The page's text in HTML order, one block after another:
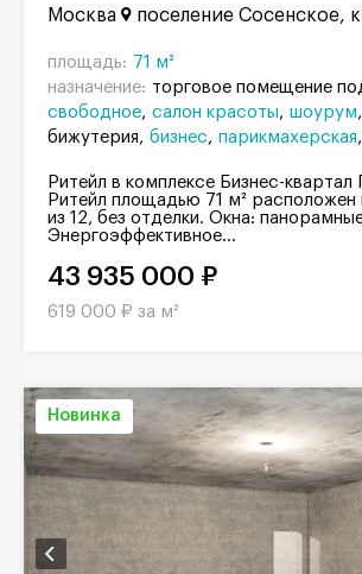
Москва поселение Сосенское,
площадь: 71 м²
назначение: торговое помещение
свободное салон красоты шоурум
бижутерия
бизнес парикмахерская
Ритейл в комплексе Бизнес-
Ритейл площадью 71 м² расположен
из 12, без отделки. Окна:
Энергоэффективное...
43 935 000 ₽
619 000 ₽ за м²
Новинка